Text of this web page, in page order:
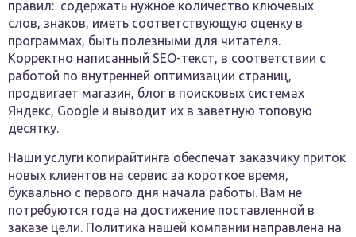
правил: содержать нужное количество ключевых
слов, знаков, иметь соответствующую оценку в
программах, быть полезными для читателя.
Корректно написанный SEO-текст, в соответствии с
работой по внутренней оптимизации страниц,
продвигает магазин, блог в поисковых системах
Яндекс, Google и выводит их в заветную топовую
десятку.
Наши услуги копирайтинга обеспечат заказчику приток
новых клиентов на сервис за короткое время,
буквально с первого дня начала работы. Вам не
потребуются года на достижение поставленной в
заказе цели. Политика нашей компании направлена на